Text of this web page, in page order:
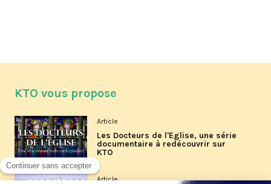
KTO vous propose
Article
Les Docteurs de l'Église, une série
documentaire à redécouvrir sur
KTO
Article